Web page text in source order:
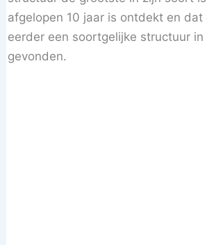
afgelopen 10 jaar is ontdekt en dat
eerder een soortgelijke structuur
gevonden.